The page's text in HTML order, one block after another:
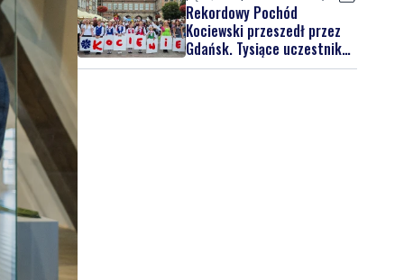
Rekordowy Pochód
Kociewski przeszedł przez
Gdańsk. Tysiące uczestników
na jubileuszowej edycji